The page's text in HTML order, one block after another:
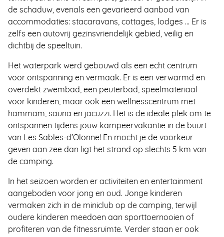
de schaduw, evenals een gevarieerd aanbod van
accommodaties: stacaravans, cottages, lodges … Er is
zelfs een autovrij gezinsvriendelijk gebied, veilig en
dichtbij de speeltuin.
Het waterpark werd gebouwd als een echt centrum
voor ontspanning en vermaak. Er is een verwarmd en
overdekt zwembad, een peuterbad, speelmateriaal
voor kinderen, maar ook een wellnesscentrum met
hammam, sauna en jacuzzi. Het is de ideale plek om te
ontspannen tijdens jouw kampeervakantie in de buurt
van Les Sables-d’Olonne! En mocht je de voorkeur
geven aan zee dan ligt het strand op slechts 5 km van
de camping.
In het seizoen worden er activiteiten en entertainment
aangeboden voor jong en oud. Jonge kinderen
vermaken zich in de miniclub op de camping, terwijl
oudere kinderen meedoen aan sporttoernooien of
profiteren van de fitnessruimte. Verder staan er ook